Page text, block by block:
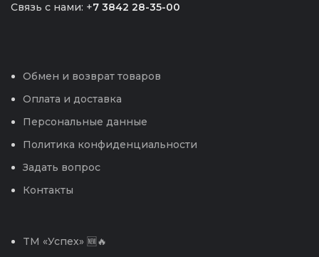
Связь с нами: +7 3842 28-35-00
Обмен и возврат товаров
Оплата и доставка
Персональные данные
Политика конфиденциальности
Задать вопрос
Контакты
TM «Успех» 🆕🔥